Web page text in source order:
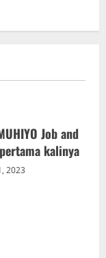
Job and
kalinya
2023